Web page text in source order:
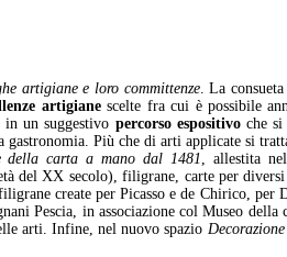
artigiane e loro committenze. La
artigianescelte fra cui è possibile
un suggestivo percorso espositivoche si
Più che di arti applicate si
della carta a mano dal 1481, allestita
del XX secolo), filigrane, carte per
create per Picasso e de Chirico,
Pescia, in associazione col Museo
arti. Infine, nel nuovo spazio Decorazione